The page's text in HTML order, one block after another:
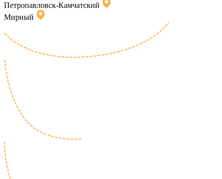
Петропавловск-Камчатский
Мирный